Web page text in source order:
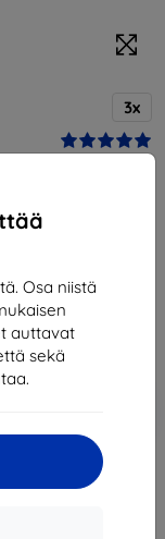
Osa niistä
auttavat
sekä
3x